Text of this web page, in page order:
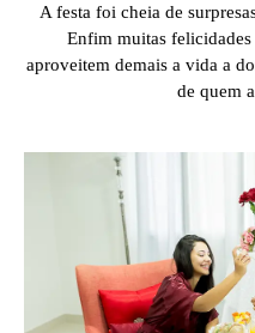
A festa foi cheia de
Enfim muitas felicidades
aproveitem demais a vida a
de quem